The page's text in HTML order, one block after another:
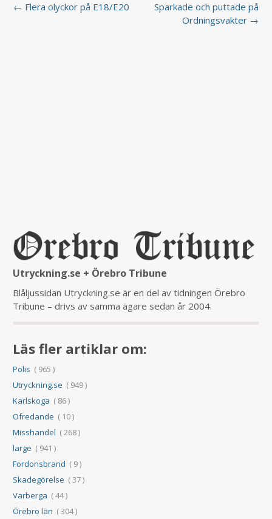
← Flera olyckor på E18/E20
Sparkade och puttade på
Ordningsvakter →
Utryckning.se + Örebro Tribune
Blåljussidan Utryckning.se är en del av tidningen Örebro
Tribune – drivs av samma ägare sedan år 2004.
Läs fler artiklar om:
Polis ( 965 )
Utryckning.se ( 949 )
Karlskoga ( 86 )
Ofredande ( 10 )
Misshandel ( 268 )
large ( 941 )
Fordonsbrand ( 9 )
Skadegörelse ( 37 )
Varberga ( 44 )
Örebro län ( 304 )